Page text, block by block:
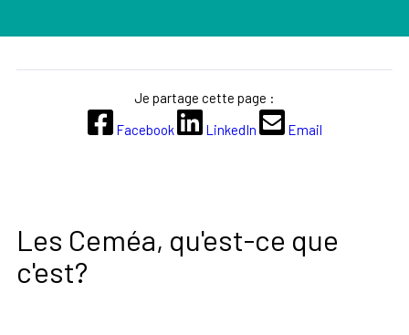
Les Ceméa, qu'est-ce que
c'est?
Je partage cette page :
Facebook
LinkedIn Email